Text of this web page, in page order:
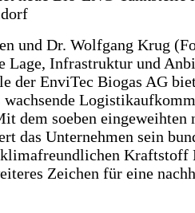
und Dr. Wolfgang Krug
Lage, Infrastruktur und
der EnviTec Biogas AG
wachsende
dem soeben eingeweihten
das Unternehmen sein
Kraftstoff
Zeichen für eine